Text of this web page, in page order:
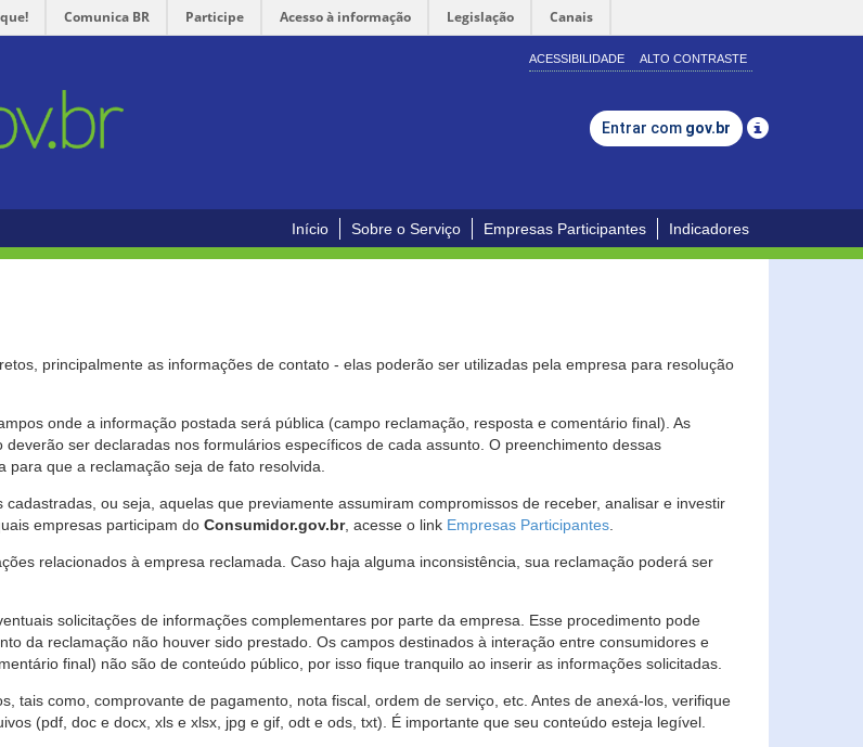
Comunica BR Participe Acesso à informação Legislação Canais
ACESSIBILIDADE ALTO CONTRASTE
Entrar com gov.br
Início Sobre o Serviço Empresas Participantes Indicadores
principalmente as informações de contato - elas poderão ser utilizadas pela empresa para resolução
onde a informação postada será pública (campo reclamação, resposta e comentário final). As
ser declaradas nos formulários específicos de cada assunto. O preenchimento dessas
que a reclamação seja de fato resolvida.
ou seja, aquelas que previamente assumiram compromissos de receber, analisar e investir
empresas participam do Consumidor.gov.br, acesse o link Empresas Participantes
relacionados à empresa reclamada. Caso haja alguma inconsistência, sua reclamação poderá ser
solicitações de informações complementares por parte da empresa. Esse procedimento pode
da reclamação não houver sido prestado. Os campos destinados à interação entre consumidores e
final) não são de conteúdo público, por isso fique tranquilo ao inserir as informações solicitadas.
tais como, comprovante de pagamento, nota fiscal, ordem de serviço, etc. Antes de anexá-los, verifique
(pdf, doc e docx, xls e xlsx, jpg e gif, odt e ods, txt). É importante que seu conteúdo esteja legível.